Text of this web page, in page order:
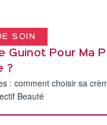
SOIN
Guinot Pour Ma
?
: comment choisir sa
Beauté